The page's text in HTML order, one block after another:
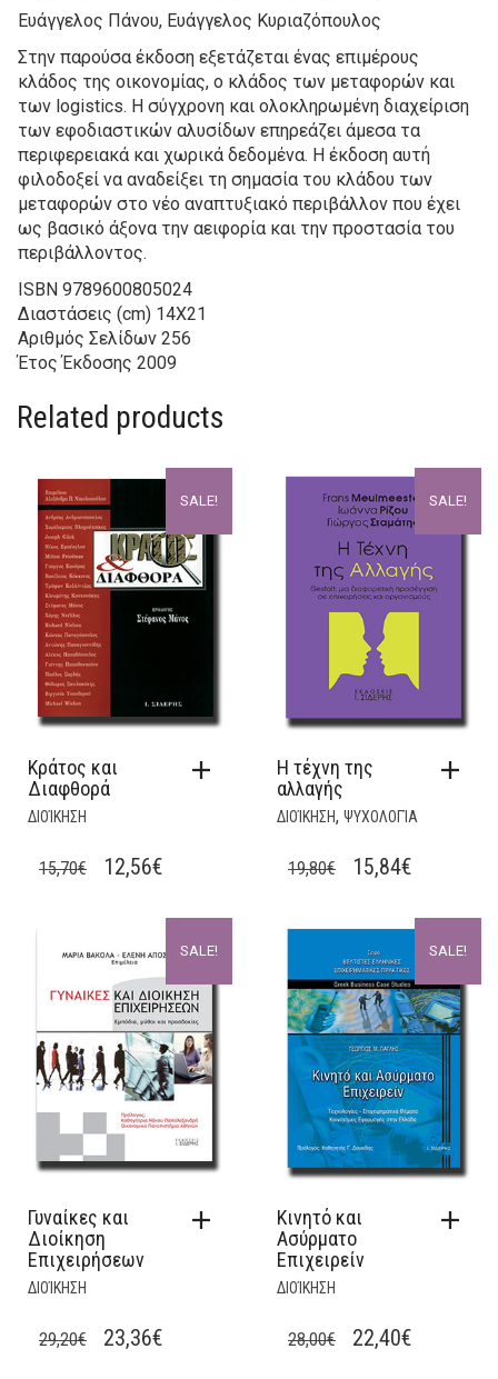
Ευάγγελος Πάνου, Ευάγγελος Κυριαζόπουλος
Στην παρούσα έκδοση εξετάζεται ένας επιμέρους
κλάδος της οικονομίας, ο κλάδος των μεταφορών και
των logistics. Η σύγχρονη και ολοκληρωμένη διαχείριση
των εφοδιαστικών αλυσίδων επηρεάζει άμεσα τα
περιφερειακά και χωρικά δεδομένα. Η έκδοση αυτή
φιλοδοξεί να αναδείξει τη σημασία του κλάδου των
μεταφορών στο νέο αναπτυξιακό περιβάλλον που έχει
ως βασικό άξονα την αειφορία και την προστασία του
περιβάλλοντος.
ISBN 9789600805024
Διαστάσεις (cm) 14Χ21
Αριθμός Σελίδων 256
Έτος Έκδοσης 2009
Related products
SALE!
Κράτος και
Διαφθορά
ΔΙΟΊΚΗΣΗ
15,70€
ORIGINAL
15,70€.
12,56€CURRENT
12,56€.
SALE!
Η τέχνη της
αλλαγής
ΔΙΟΊΚΗΣΗ, ΨΥΧΟΛΟΓΊΑ
19,80€
ORIGINAL
WAS:
19,80€.
15,84€CURRENT
IS:
15,84€.
SALE!
Γυναίκες και
Διοίκηση
Επιχειρήσεων
ΔΙΟΊΚΗΣΗ
29,20€
ORIGINAL
23,36€CURRENT
SALE!
Κινητό και
Ασύρματο
Επιχειρείν
ΔΙΟΊΚΗΣΗ
28,00€
ORIGINAL
22,40€CURRENT